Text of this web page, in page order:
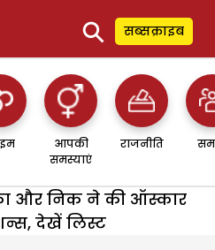
⚲ सब्सक्राइब
आपकी
समस्याएं
राजनीति
और निक ने की ऑस्कार
देखें लिस्ट